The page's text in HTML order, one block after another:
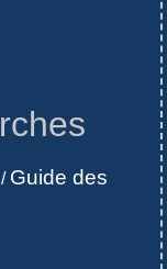
/ Guide des